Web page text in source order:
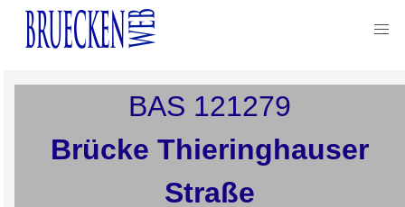
BAS 121279
Brücke Thieringhauser
Straße